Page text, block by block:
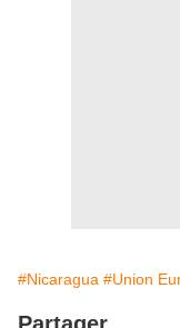
#Nicaragua #Union